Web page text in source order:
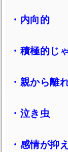
・内向的
・積極的じ
・親から離
・泣き虫
・感情が抑